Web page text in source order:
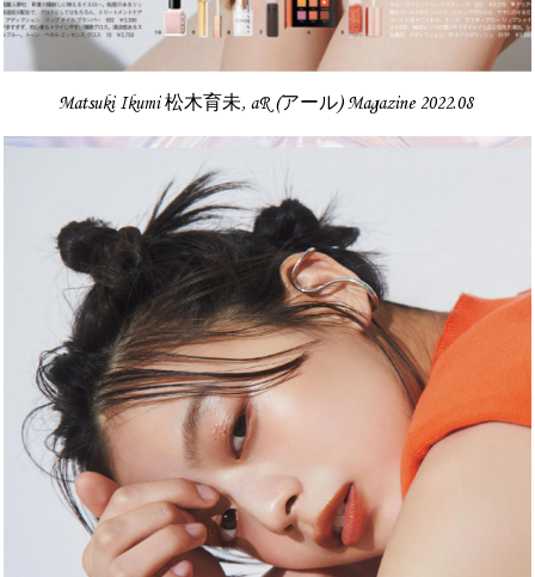
Matsuki Ikumi 松木育未, aR (アール) Magazine 2022.08